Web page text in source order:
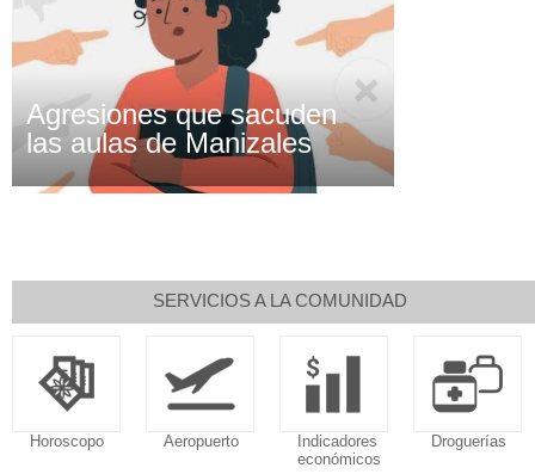
Agresiones que sacuden
las aulas de Manizales
SERVICIOS A LA COMUNIDAD
Horoscopo Aeropuerto
Indicadores
económicos
Droguerías